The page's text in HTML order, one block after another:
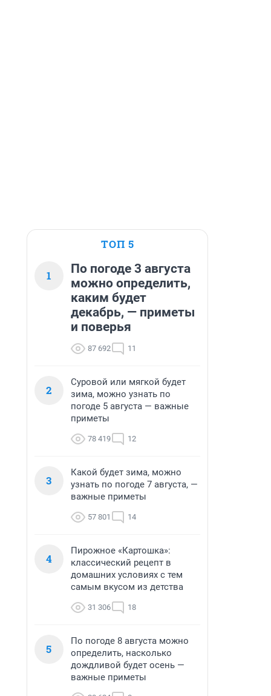
ТОП 5
1
По погоде 3 августа
можно определить,
каким будет
декабрь, — приметы
и поверья
87 692 11
2
Суровой или мягкой будет
зима, можно узнать по
погоде 5 августа — важные
приметы
78 419 12
3
Какой будет зима, можно
узнать по погоде 7 августа, —
важные приметы
57 801 14
4
Пирожное «Картошка»:
классический рецепт в
домашних условиях с тем
самым вкусом из детства
31 306 18
5
По погоде 8 августа можно
определить, насколько
дождливой будет осень —
важные приметы